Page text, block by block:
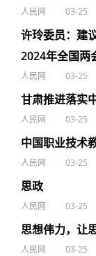
人民网 03-25
许玲委员：建
2024年全国两
人民网 03-25
甘肃推进落实
人民网 03-25
中国职业技术
人民网 03-25
思政
人民网 03-25
思想伟力，让
人民网 03-25